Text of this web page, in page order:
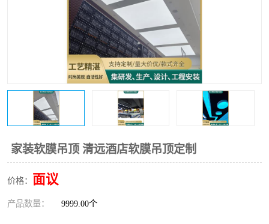
家装软膜吊顶 清远酒店软膜吊顶定制
价格： 面议
产品数量： 9999.00个